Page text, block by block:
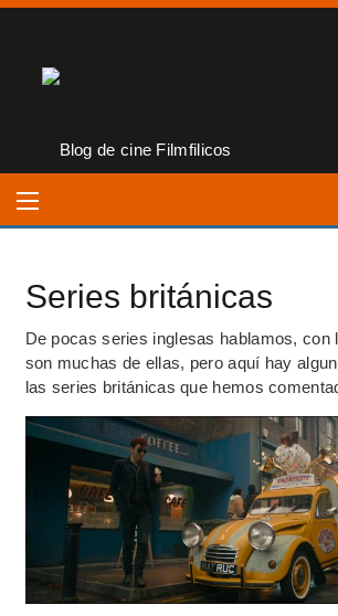
Series británicas
De pocas series inglesas hablamos, con
son muchas de ellas, pero aquí hay
las series británicas que hemos